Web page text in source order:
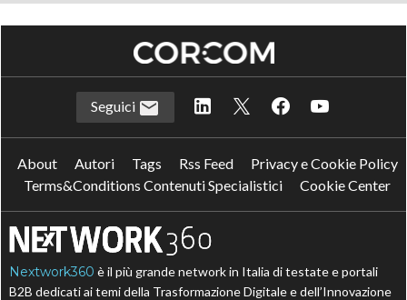
Seguici
About Autori Tags Rss Feed
Privacy e Cookie Policy
Terms&Conditions Contenuti Specialistici
Cookie Center
Nextwork360 è il più grande network in Italia di testate e portali
B2B dedicati ai temi della Trasformazione Digitale e dell’Innovazione